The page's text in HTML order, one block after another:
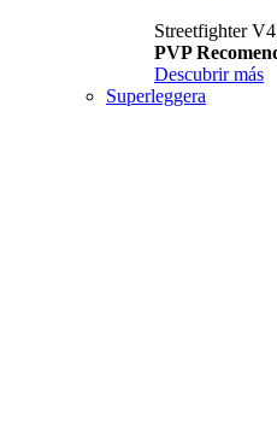
Streetfighter
PVP
Descubrir más
Superleggera